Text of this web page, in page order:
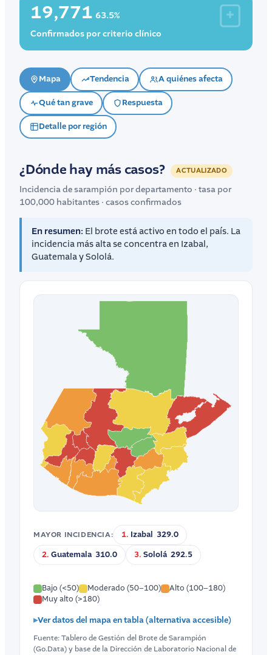
19,771 63.5%
Confirmados por criterio clínico
Mapa Tendencia A quiénes afecta
Qué tan grave Respuesta
Detalle por región
¿Dónde hay más casos? ACTUALIZADO
Incidencia de sarampión por departamento · tasa por
100,000 habitantes · casos confirmados
En resumen: El brote está activo en todo el país. La
incidencia más alta se concentra en Izabal,
Guatemala y Sololá.
MAYOR INCIDENCIA: 1. Izabal 329.0
2. Guatemala 310.0 3. Sololá 292.5
Bajo (<50) Moderado (50–100)
Alto (100–180)
Muy alto (>180)
Ver datos del mapa en tabla (alternativa accesible)
Fuente: Tablero de Gestión del Brote de Sarampión
(Go.Data) y base de la Dirección de Laboratorio Nacional de